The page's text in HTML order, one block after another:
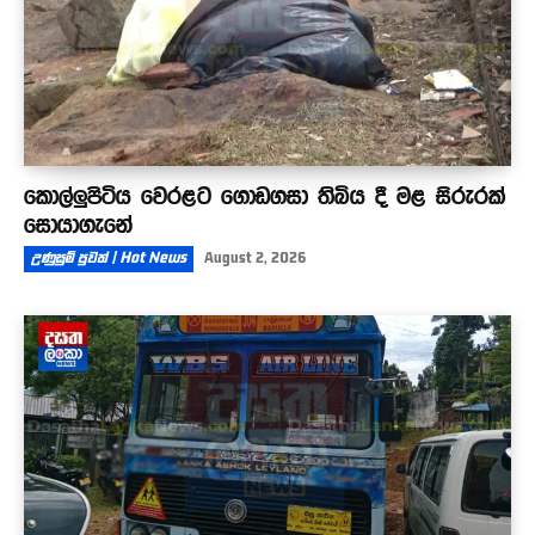
කොල්ලුපිටිය වෙරළට ගොඩගසා තිබිය දී මළ සිරුරක්
සොයාගැනේ
උණුසුම් පුවත් | Hot News August 2, 2026